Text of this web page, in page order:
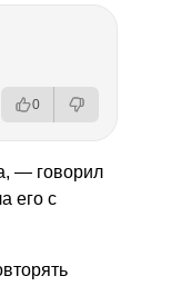
0
— говорил
его с